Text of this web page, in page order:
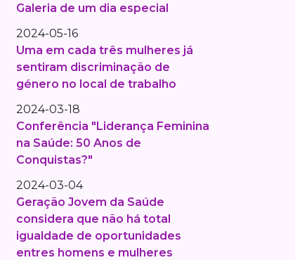
Galeria de um dia especial
2024-05-16
Uma em cada três mulheres já
sentiram discriminação de
género no local de trabalho
2024-03-18
Conferência "Liderança Feminina
na Saúde: 50 Anos de
Conquistas?"
2024-03-04
Geração Jovem da Saúde
considera que não há total
igualdade de oportunidades
entres homens e mulheres